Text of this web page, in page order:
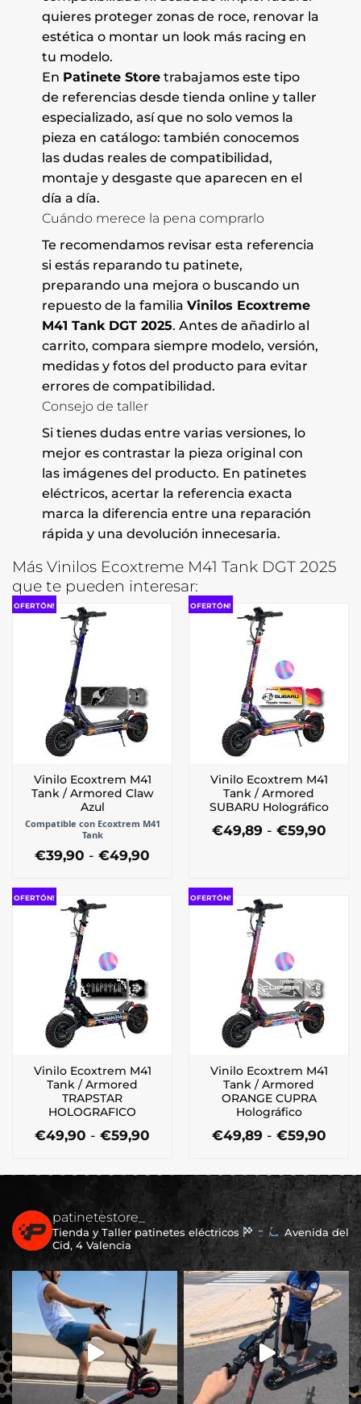
quieres proteger zonas de roce, renovar la
estética o montar un look más racing en
tu modelo.
En Patinete Storetrabajamos este tipo
de referencias desde tienda online y taller
especializado, así que no solo vemos la
pieza en catálogo: también conocemos
las dudas reales de compatibilidad,
montaje y desgaste que aparecen en el
día a día.
Cuándo merece la pena comprarlo
Te recomendamos revisar esta referencia
si estás reparando tu patinete,
preparando una mejora o buscando un
repuesto de la familia Vinilos Ecoxtreme
M41 Tank DGT 2025. Antes de añadirlo al
carrito, compara siempre modelo, versión,
medidas y fotos del producto para evitar
errores de compatibilidad.
Consejo de taller
Si tienes dudas entre varias versiones, lo
mejor es contrastar la pieza original con
las imágenes del producto. En patinetes
eléctricos, acertar la referencia exacta
marca la diferencia entre una reparación
rápida y una devolución innecesaria.
Más Vinilos Ecoxtreme M41 Tank DGT 2025
que te pueden interesar:
OFERTÓN!
Vinilo Ecoxtrem M41
Tank / Armored Claw
Azul
Compatible con Ecoxtrem M41
Tank
€39,90 - €49,90
desde
€39,90
tiene
Las
opciones
se
pueden
elegir
página
de
producto
OFERTÓN!
Vinilo Ecoxtrem M41
Tank / Armored
SUBARU Holográfico
€49,89 - €59,90
variantes.
se
pueden
elegir
en
la
de
producto
OFERTÓN!
Vinilo Ecoxtrem M41
Tank / Armored
TRAPSTAR
HOLOGRAFICO
€49,90 - €59,90
desde
€49,90
hasta
€59,90
variantes.
Las
opciones
se
elegir
en
la
página
producto
OFERTÓN!
Vinilo Ecoxtrem M41
Tank / Armored
ORANGE CUPRA
Holográfico
€49,89 - €59,90
tiene
múltiples
variantes.
Las
opciones
se
pueden
elegir
en
la
página
de
producto
patinetestore_
Tienda y Taller patinetes eléctricos
Avenida del
Cid, 4 Valencia